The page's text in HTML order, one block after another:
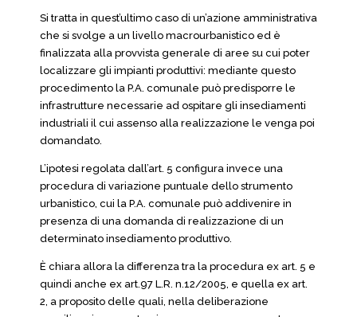
Si tratta in quest’ultimo caso di un’azione amministrativa
che si svolge a un livello macrourbanistico ed è
finalizzata alla provvista generale di aree su cui poter
localizzare gli impianti produttivi: mediante questo
procedimento la P.A. comunale può predisporre le
infrastrutture necessarie ad ospitare gli insediamenti
industriali il cui assenso alla realizzazione le venga poi
domandato.
L’ipotesi regolata dall’art. 5 configura invece una
procedura di variazione puntuale dello strumento
urbanistico, cui la P.A. comunale può addivenire in
presenza di una domanda di realizzazione di un
determinato insediamento produttivo.
È chiara allora la differenza tra la procedura ex art. 5 e
quindi anche ex art.97 L.R. n.12/2005, e quella ex art.
2, a proposito delle quali, nella deliberazione